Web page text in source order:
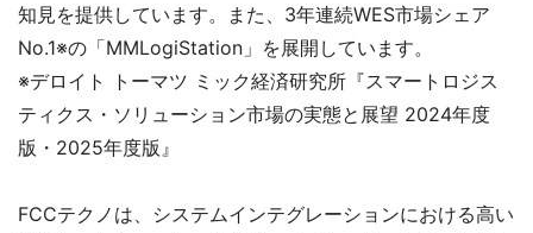
知見を提供しています。また、3年連続WES市場シェア
No.1※の「MMLogiStation」を展開しています。
※デロイト トーマツ ミック経済研究所『スマートロジス
ティクス・ソリューション市場の実態と展望 2024年度
版・2025年度版』
FCCテクノは、システムインテグレーションにおける高い